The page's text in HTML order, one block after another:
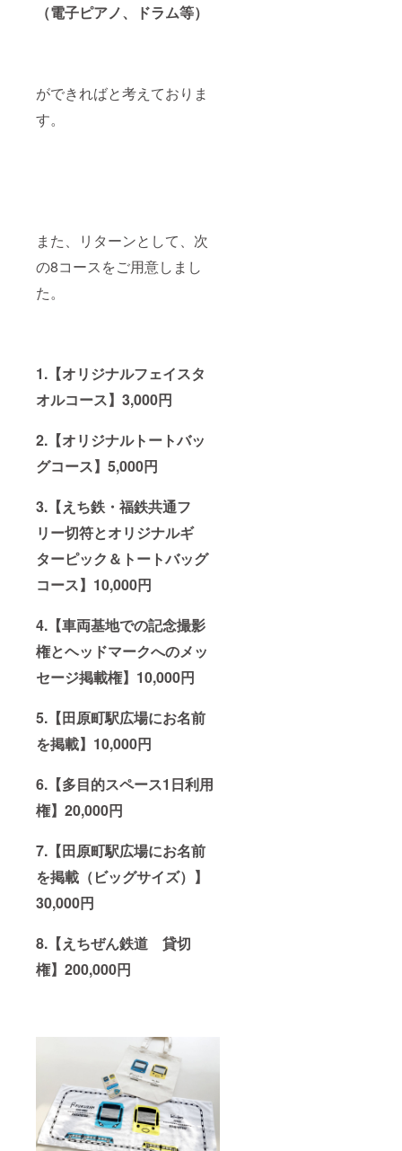
（電子ピアノ、ドラム等）
ができればと考えておりま
す。
また、リターンとして、次
の8コースをご用意しまし
た。
1.【オリジナルフェイスタ
オルコース】3,000円
2.【オリジナルトートバッ
グコース】5,000円
3.【えち鉄・福鉄共通フ
リー切符とオリジナルギ
ターピック＆トートバッグ
コース】10,000円
4.【車両基地での記念撮影
権とヘッドマークへのメッ
セージ掲載権】10,000円
5.【田原町駅広場にお名前
を掲載】10,000円
6.【多目的スペース1日利用
権】20,000円
7.【田原町駅広場にお名前
を掲載（ビッグサイズ）】
30,000円
8.【えちぜん鉄道 貸切
権】200,000円